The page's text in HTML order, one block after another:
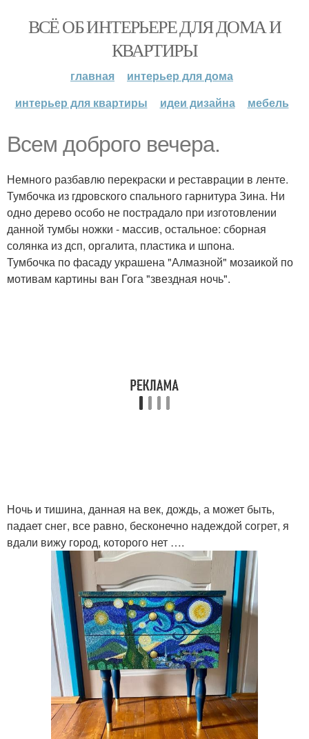
ВСЁ ОБ ИНТЕРЬЕРЕ ДЛЯ ДОМА И
КВАРТИРЫ
главная
интерьер для дома
интерьер для квартиры
идеи дизайна мебель
Всем доброго вечера.
Немного разбавлю перекраски и реставрации в ленте.
Тумбочка из гдровского спального гарнитура Зина. Ни
одно дерево особо не пострадало при изготовлении
данной тумбы ножки - массив, остальное: сборная
солянка из дсп, оргалита, пластика и шпона.
Тумбочка по фасаду украшена "Алмазной" мозаикой по
мотивам картины ван Гога "звездная ночь".
Ночь и тишина, данная на век, дождь, а может быть,
падает снег, все равно, бесконечно надеждой согрет, я
вдали вижу город, которого нет ….